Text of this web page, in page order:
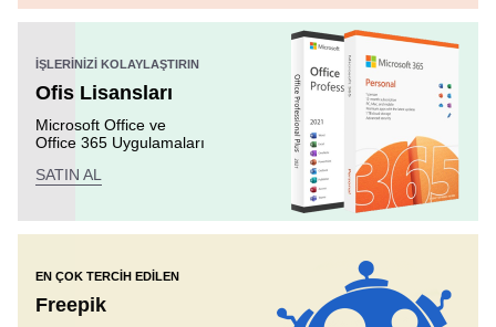
İŞLERINIZI KOLAYLAŞTIRIN
Ofis Lisansları
Microsoft Office ve
Office 365 Uygulamaları
SATIN AL
EN ÇOK TERCIH EDILEN
Freepik